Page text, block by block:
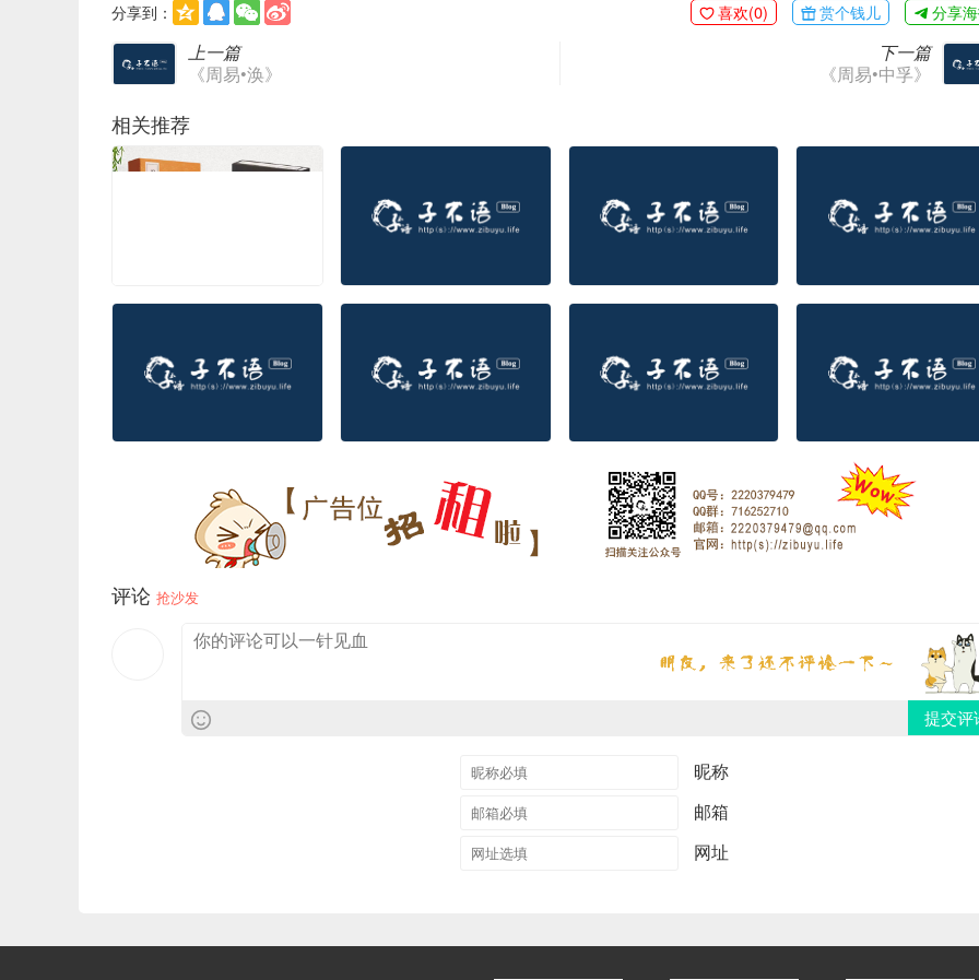
分享到： 喜欢(0) 赏个钱儿 分享
上一篇
《周易•涣》
下一篇
《周易•中孚》
相关推荐
评论 抢沙发
提交评
昵称
邮箱
网址